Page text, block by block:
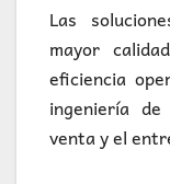
Las
mayor
eficiencia
ingeniería
venta y el